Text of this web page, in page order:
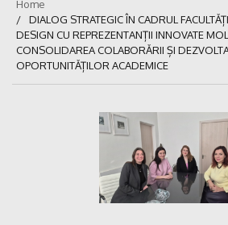
Home
DIALOG STRATEGIC ÎN CADRUL
DESIGN CU REPREZENTANȚII INNOVATE
CONSOLIDAREA COLABORĂRII ȘI
OPORTUNITĂȚILOR ACADEMICE